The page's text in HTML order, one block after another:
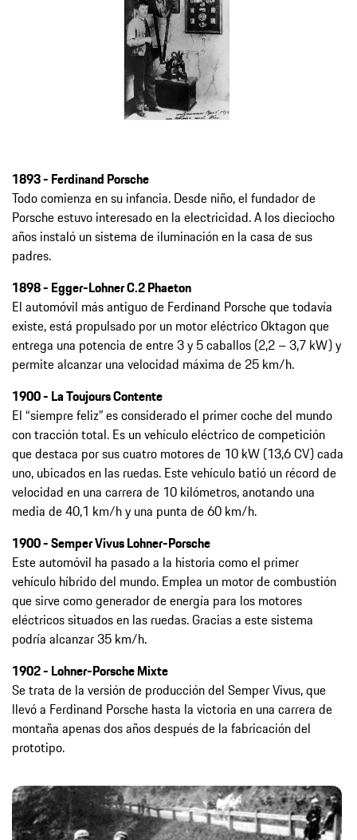
1893 - Ferdinand Porsche
Todo comienza en su infancia. Desde niño, el fundador de
Porsche estuvo interesado en la electricidad. A los dieciocho
años instaló un sistema de iluminación en la casa de sus
padres.
1898 - Egger-Lohner C.2 Phaeton
El automóvil más antiguo de Ferdinand Porsche que todavía
existe, está propulsado por un motor eléctrico Oktagon que
entrega una potencia de entre 3 y 5 caballos (2,2 – 3,7 kW) y
permite alcanzar una velocidad máxima de 25 km/h.
1900 - La Toujours Contente
El “siempre feliz” es considerado el primer coche del mundo
con tracción total. Es un vehículo eléctrico de competición
que destaca por sus cuatro motores de 10 kW (13,6 CV) cada
uno, ubicados en las ruedas. Este vehículo batió un récord de
velocidad en una carrera de 10 kilómetros, anotando una
media de 40,1 km/h y una punta de 60 km/h.
1900 - Semper Vivus Lohner-Porsche
Este automóvil ha pasado a la historia como el primer
vehículo híbrido del mundo. Emplea un motor de combustión
que sirve como generador de energía para los motores
eléctricos situados en las ruedas. Gracias a este sistema
podría alcanzar 35 km/h.
1902 - Lohner-Porsche Mixte
Se trata de la versión de producción del Semper Vivus, que
llevó a Ferdinand Porsche hasta la victoria en una carrera de
montaña apenas dos años después de la fabricación del
prototipo.